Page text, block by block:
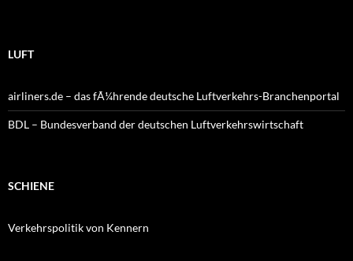
LUFT
airliners.de – das fÃ¼hrende deutsche Luftverkehrs-Branchenportal
BDL – Bundesverband der deutschen Luftverkehrswirtschaft
SCHIENE
Verkehrspolitik von Kennern